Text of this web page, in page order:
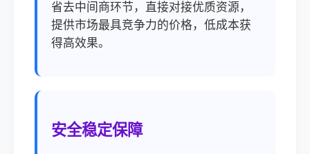
省去中间商环节，直接对接优质资源，
提供市场最具竞争力的价格，低成本获
得高效果。
安全稳定保障